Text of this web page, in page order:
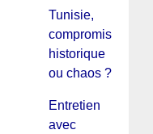
Tunisie,
compromis
historique
ou chaos ?
Entretien
avec